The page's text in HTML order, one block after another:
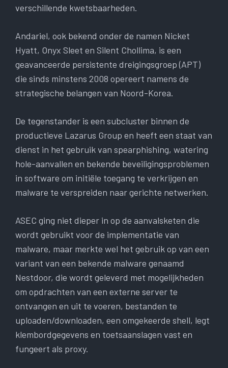
verschillende kwetsbaarheden.
Andariel, ook bekend onder de namen Nicket
Hyatt, Onyx Sleet en Silent Chollima, is een
geavanceerde persistente dreigingsgroep (APT)
die sinds minstens 2008 opereert namens de
strategische belangen van Noord-Korea.
De tegenstander is een subcluster binnen de
productieve Lazarus Group en heeft een staat van
dienst in het gebruik van spearphishing, watering
hole-aanvallen en bekende beveiligingsproblemen
in software om initiële toegang te verkrijgen en
malware te verspreiden naar gerichte netwerken.
ASEC ging niet dieper in op de aanvalsketen die
wordt gebruikt voor de implementatie van
malware, maar merkte wel het gebruik op van een
variant van een bekende malware genaamd
Nestdoor, die wordt geleverd met mogelijkheden
om opdrachten van een externe server te
ontvangen en uit te voeren, bestanden te
uploaden/downloaden, een omgekeerde shell, legt
klembordgegevens en toetsaanslagen vast en
fungeert als proxy.